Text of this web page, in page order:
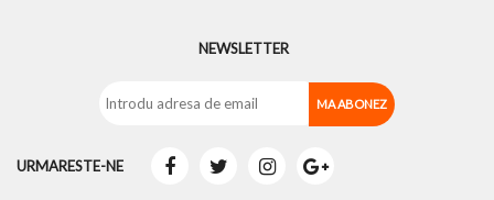
NEWSLETTER
URMARESTE-NE